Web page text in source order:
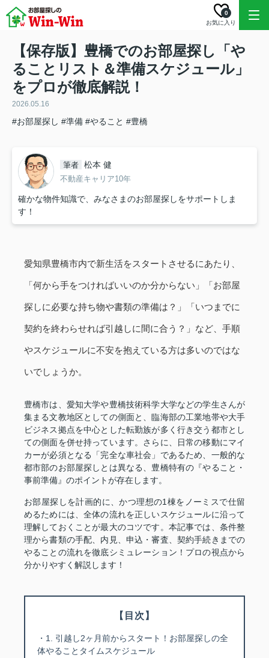
お気に入り
0
【保存版】豊橋でのお部屋探し「や
ることリスト＆準備スケジュール」
をプロが徹底解説！
2026.05.16
#お部屋探し #準備 #やること #豊橋
筆者 松本 健
不動産キャリア10年
確かな物件知識で、みなさまのお部屋探しをサポートしま
す！
愛知県豊橋市内で新生活をスタートさせるにあたり、
「何から手をつければいいのか分からない」「お部屋
探しに必要な持ち物や書類の準備は？」「いつまでに
契約を終わらせれば引越しに間に合う？」など、手順
やスケジュールに不安を抱えている方は多いのではな
いでしょうか。
豊橋市は、愛知大学や豊橋技術科学大学などの学生さんが
集まる文教地区としての側面と、臨海部の工業地帯や大手
ビジネス拠点を中心とした転勤族が多く行き交う都市とし
ての側面を併せ持っています。さらに、日常の移動にマイ
カーが必須となる「完全な車社会」であるため、一般的な
都市部のお部屋探しとは異なる、豊橋特有の『やること・
事前準備』のポイントが存在します。
お部屋探しを計画的に、かつ理想の1棟をノーミスで仕留
めるためには、全体の流れを正しいスケジュールに沿って
理解しておくことが最大のコツです。本記事では、条件整
理から書類の手配、内見、申込・審査、契約手続きまでの
やることの流れを徹底シミュレーション！プロの視点から
分かりやすく解説します！
【目次】
・1. 引越し2ヶ月前からスタート！お部屋探しの全
体やることタイムスケジュール